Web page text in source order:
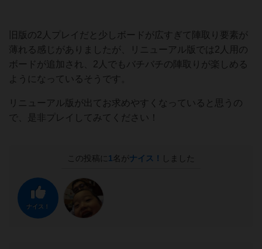
旧版の2人プレイだと少しボードが広すぎて陣取り要素が
薄れる感じがありましたが、リニューアル版では2人用の
ボードが追加され、2人でもバチバチの陣取りが楽しめる
ようになっているそうです。
リニューアル版が出てお求めやすくなっていると思うの
で、是非プレイしてみてください！
この投稿に 1 名がナイス！ しました
ナイス！